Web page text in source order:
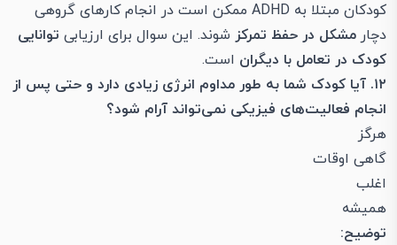
کودکان مبتلا به ADHD ممکن است در انجام کارهای گروهی
دچار مشکل در حفظ تمرکز شوند. این سوال برای ارزیابی توانایی
کودک در تعامل با دیگران است.
۱۲. آیا کودک شما به طور مداوم انرژی زیادی دارد و حتی پس از
انجام فعالیت‌های فیزیکی نمی‌تواند آرام شود؟
هرگز
گاهی اوقات
اغلب
همیشه
توضیح: